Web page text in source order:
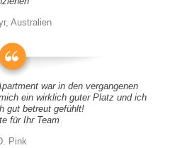
Australien
war in den vergangenen
ein wirklich guter Platz und ich
gut betreut gefühlt!
für Ihr Team
Pink